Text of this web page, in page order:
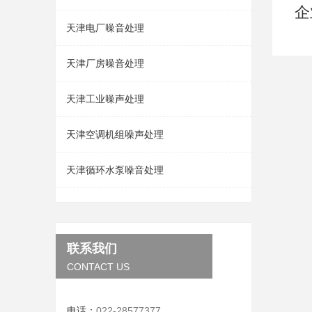
天津电厂噪音处理
天津厂房噪音处理
天津工业噪声处理
天津空调机组噪声处理
天津循环水泵噪音处理
联系我们
CONTACT US